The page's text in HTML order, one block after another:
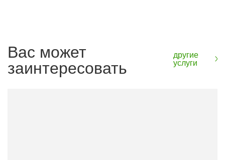
Вас может
заинтересовать
другие
услуги